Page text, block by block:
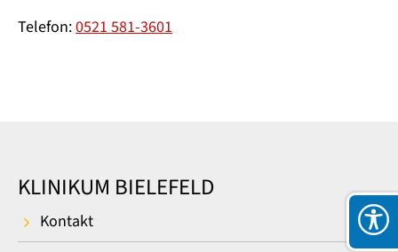
Telefon:0521 581-3601
KLINIKUM BIELEFELD
Kontakt